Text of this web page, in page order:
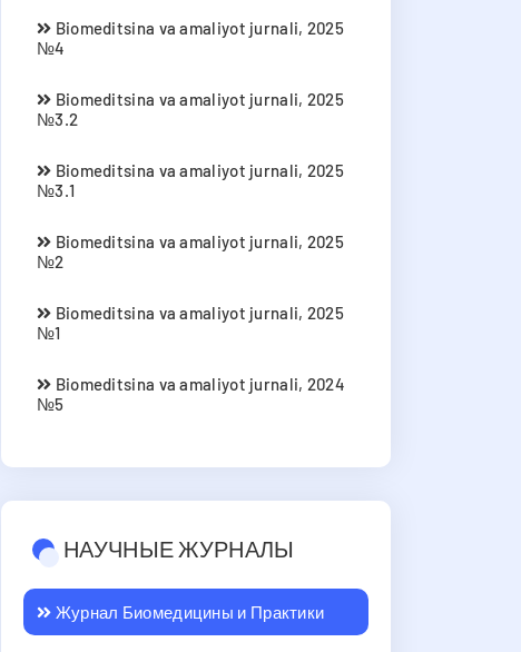
Biomeditsina va amaliyot jurnali, 2025
№4
Biomeditsina va amaliyot jurnali, 2025
№3.2
Biomeditsina va amaliyot jurnali, 2025
№3.1
Biomeditsina va amaliyot jurnali, 2025
№2
Biomeditsina va amaliyot jurnali, 2025
№1
Biomeditsina va amaliyot jurnali, 2024
№5
НАУЧНЫЕ ЖУРНАЛЫ
Журнал Биомедицины и Практики